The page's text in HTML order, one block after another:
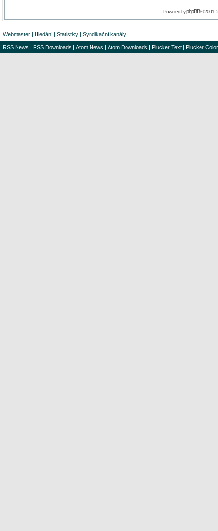
Powered byphpBB© 2001,
Webmaster | Hledání | Statistiky | Syndikační kanály
RSS News | RSS Downloads | Atom News | Atom Downloads | Plucker Text | Plucker Color